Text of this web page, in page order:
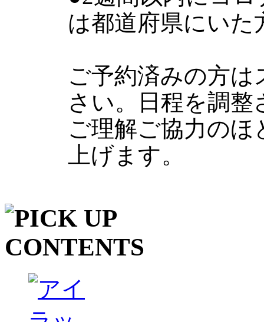
は都道府県にいた
ご予約済みの方
さい。日程を調
ご理解ご協力の
上げます。